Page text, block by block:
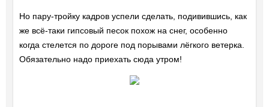
Но пару-тройку кадров успели сделать, подивившись, как
же всё-таки гипсовый песок похож на снег, особенно
когда стелется по дороге под порывами лёгкого ветерка.
Обязательно надо приехать сюда утром!